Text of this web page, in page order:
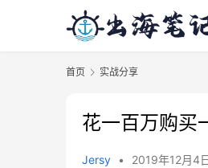
首页 实战分享
花一百万购买
Jersy • 2019年12月4